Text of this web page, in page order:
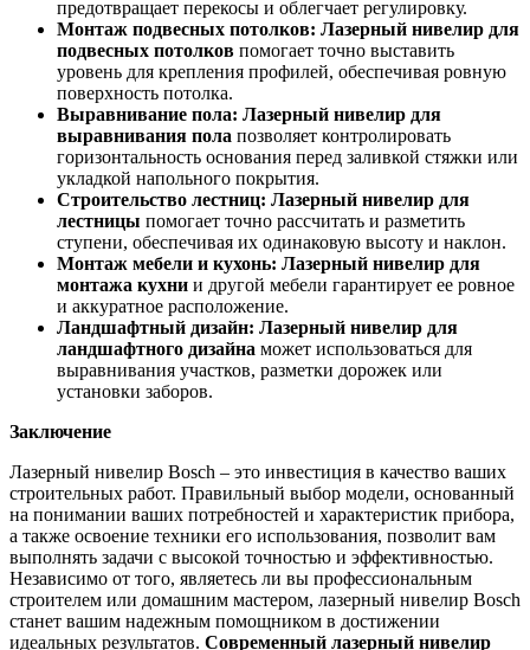
предотвращает перекосы и облегчает регулировку.
Монтаж подвесных потолков: Лазерный нивелир для
подвесных потолков помогает точно выставить
уровень для крепления профилей, обеспечивая ровную
поверхность потолка.
Выравнивание пола: Лазерный нивелир для
выравнивания пола позволяет контролировать
горизонтальность основания перед заливкой стяжки или
укладкой напольного покрытия.
Строительство лестниц: Лазерный нивелир для
лестницы помогает точно рассчитать и разметить
ступени, обеспечивая их одинаковую высоту и наклон.
Монтаж мебели и кухонь: Лазерный нивелир для
монтажа кухни и другой мебели гарантирует ее ровное
и аккуратное расположение.
Ландшафтный дизайн: Лазерный нивелир для
ландшафтного дизайна может использоваться для
выравнивания участков, разметки дорожек или
установки заборов.
Заключение
Лазерный нивелир Bosch – это инвестиция в качество ваших
строительных работ. Правильный выбор модели, основанный
на понимании ваших потребностей и характеристик прибора,
а также освоение техники его использования, позволит вам
выполнять задачи с высокой точностью и эффективностью.
Независимо от того, являетесь ли вы профессиональным
строителем или домашним мастером, лазерный нивелир Bosch
станет вашим надежным помощником в достижении
идеальных результатов. Современный лазерный нивелир